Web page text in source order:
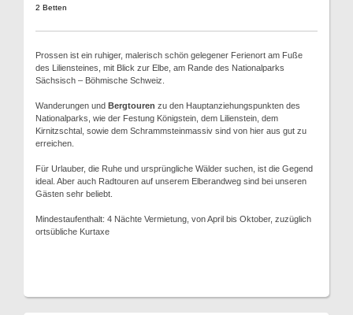
2 Betten
Prossen ist ein ruhiger, malerisch schön gelegener Ferienort am Fuße
des Liliensteines, mit Blick zur Elbe, am Rande des Nationalparks
Sächsisch – Böhmische Schweiz.
Wanderungen und Bergtouren zu den Hauptanziehungspunkten des
Nationalparks, wie der Festung Königstein, dem Lilienstein, dem
Kirnitzschtal, sowie dem Schrammsteinmassiv sind von hier aus gut zu
erreichen.
Für Urlauber, die Ruhe und ursprüngliche Wälder suchen, ist die Gegend
ideal. Aber auch Radtouren auf unserem Elberandweg sind bei unseren
Gästen sehr beliebt.
Mindestaufenthalt: 4 Nächte Vermietung, von April bis Oktober, zuzüglich
ortsübliche Kurtaxe